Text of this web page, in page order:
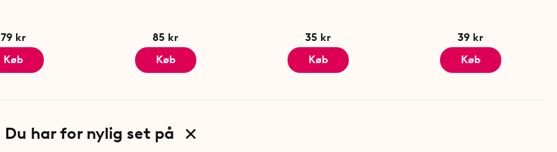
79 kr
Køb
85 kr
Køb
35 kr
Køb
39 kr
Køb
Du har for nylig set på